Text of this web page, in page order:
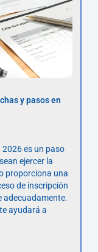
y pasos en
2026 es un paso
ejercer la
proporciona una
de inscripción
adecuadamente.
ayudará a